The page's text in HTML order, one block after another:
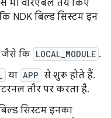
भी वैरिएबल तय किए
NDK बिल्ड सिस्टम इन
जैसे कि LOCAL_MODULE .
या APP से शुरू होते हैं.
तौर पर करता है.
सिस्टम इनका